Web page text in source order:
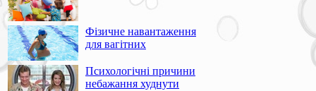
Фізичне навантаження
для вагітних
Психологічні причини
небажання худнути